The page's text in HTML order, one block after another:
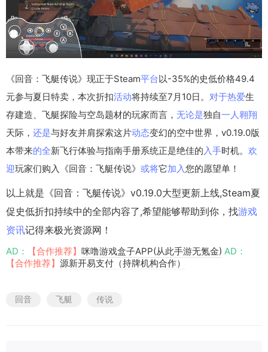
《回音：飞艇传说》现正于Steam平台以-35%的史低价格49.4
元参与夏日特卖，本次折扣活动将持续至7月10日。 对于热爱生
存建造、飞艇探险与空岛题材的玩家而言， 无论是独自一人翱翔
天际， 还是与好友并肩探索这片动态变幻的空中世界，v0.19.0版
本带来的全新飞行体验与指南手册系统正是绝佳的入手时机。 欢
迎玩家们购入《回音：飞艇传说》 或将它加入您的愿望单！
以上就是《回音：飞艇传说》v0.19.0大型更新上线,Steam夏
促史低折扣持续中的全部内容了,希望能够帮助到你，找游戏
资讯记得来极光资源网！
AD： 【合作推荐】 咪噜游戏盒子APP(从此手游无氪金) AD：
【合作推荐】 源新开易支付（持牌机构合作）
回音 飞艇 传说